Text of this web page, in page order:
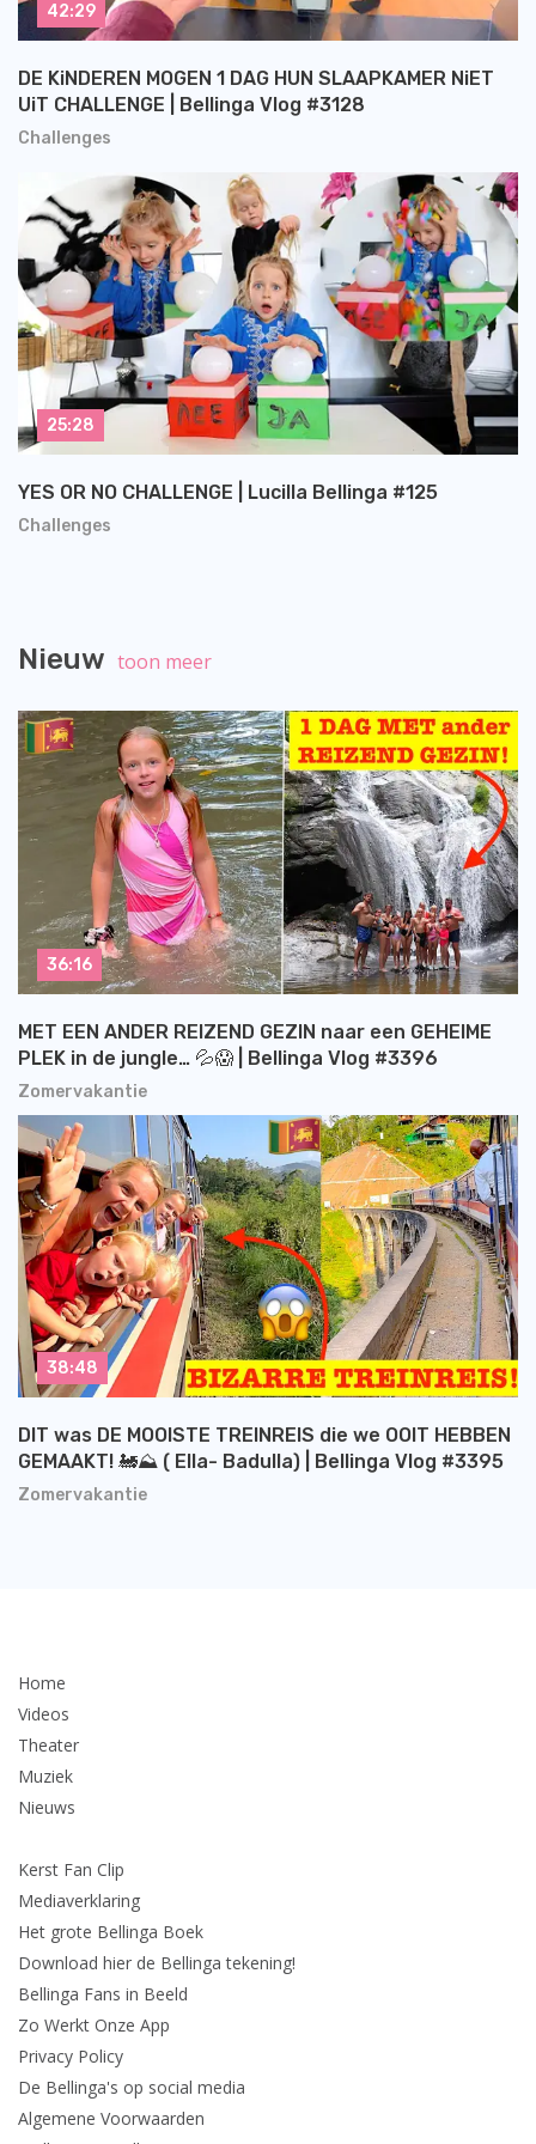
Challenges
DE KiNDEREN MOGEN 1 DAG HUN SLAAPKAMER NiET
UiT CHALLENGE | Bellinga Vlog #3128
42:29
Challenges
YES OR NO CHALLENGE | Lucilla Bellinga #125
25:28
Nieuw toon meer
Zomervakantie
MET EEN ANDER REIZEND GEZIN naar een GEHEIME
PLEK in de jungle… 💦😱 | Bellinga Vlog #3396
36:16
Zomervakantie
DIT was DE MOOISTE TREINREIS die we OOIT HEBBEN
GEMAAKT! 🚂⛰️ ( Ella- Badulla) | Bellinga Vlog #3395
38:48
Home
Videos
Theater
Muziek
Nieuws
Kerst Fan Clip
Mediaverklaring
Het grote Bellinga Boek
Download hier de Bellinga tekening!
Bellinga Fans in Beeld
Zo Werkt Onze App
Privacy Policy
De Bellinga's op social media
Algemene Voorwaarden